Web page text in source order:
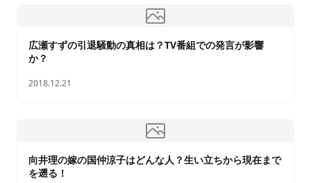
広瀬すずの引退騒動の真相は？TV番組での発言が影響
か？
2018.12.21
向井理の嫁の国仲涼子はどんな人？生い立ちから現在まで
を遡る！